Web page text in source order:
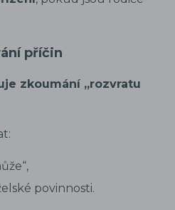
příčin
zkoumání „rozvratu
povinnosti.